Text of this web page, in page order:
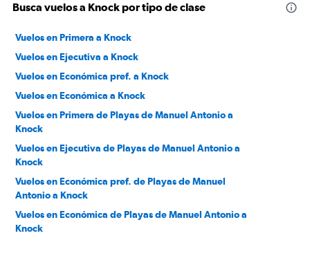
Busca vuelos a Knock por tipo de clase
Vuelos en Primera a Knock
Vuelos en Ejecutiva a Knock
Vuelos en Económica pref. a Knock
Vuelos en Económica a Knock
Vuelos en Primera de Playas de Manuel Antonio a
Knock
Vuelos en Ejecutiva de Playas de Manuel Antonio a
Knock
Vuelos en Económica pref. de Playas de Manuel
Antonio a Knock
Vuelos en Económica de Playas de Manuel Antonio a
Knock